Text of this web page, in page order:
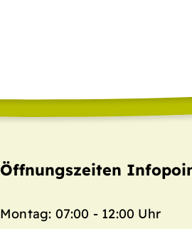
Öffnungszeiten
Montag: 07:00 - 12:00 Uhr